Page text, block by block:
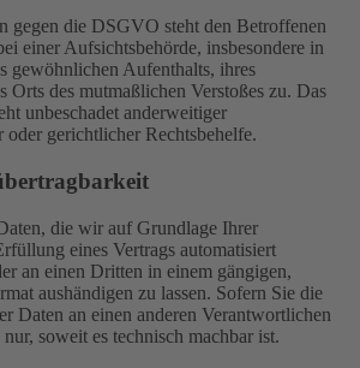
gegen die DSGVO steht den Betroffenen
einer Aufsichtsbehörde, insbesondere in
gewöhnlichen Aufenthalts, ihres
Orts des mutmaßlichen Verstoßes zu. Das
unbeschadet anderweitiger
gerichtlicher Rechtsbehelfe.
die wir auf Grundlage Ihrer
eines Vertrags automatisiert
an einen Dritten in einem gängigen,
aushändigen zu lassen. Sofern Sie die
Daten an einen anderen Verantwortlichen
soweit es technisch machbar ist.